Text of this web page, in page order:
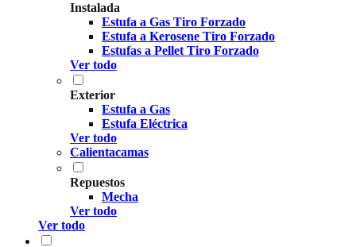
Instalada
Estufa a Gas Tiro Forzado
Estufa a Kerosene Tiro Forzado
Estufas a Pellet Tiro Forzado
Ver todo
Exterior
Estufa a Gas
Estufa Eléctrica
Ver todo
Calientacamas
Repuestos
Mecha
Ver todo
Ver todo